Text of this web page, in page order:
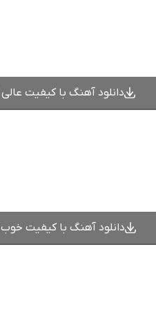
دانلود آهنگ با کیفیت عالی 320
دانلود آهنگ با کیفیت خوب 128